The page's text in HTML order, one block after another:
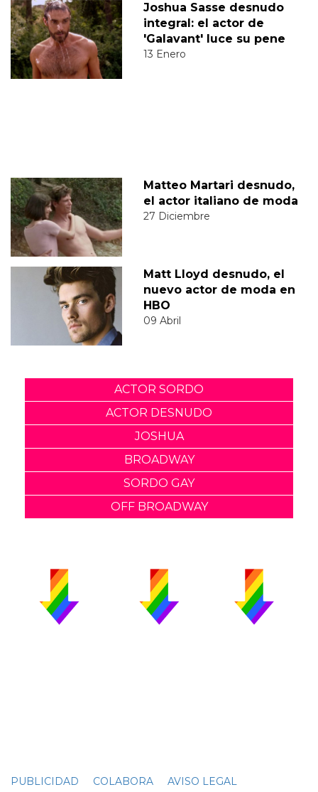
Joshua Sasse desnudo
integral: el actor de
'Galavant' luce su pene
13 Enero
Matteo Martari desnudo,
el actor italiano de moda
27 Diciembre
Matt Lloyd desnudo, el
nuevo actor de moda en
HBO
09 Abril
ACTOR SORDO
ACTOR DESNUDO
JOSHUA
BROADWAY
SORDO GAY
OFF BROADWAY
PUBLICIDAD COLABORA AVISO LEGAL